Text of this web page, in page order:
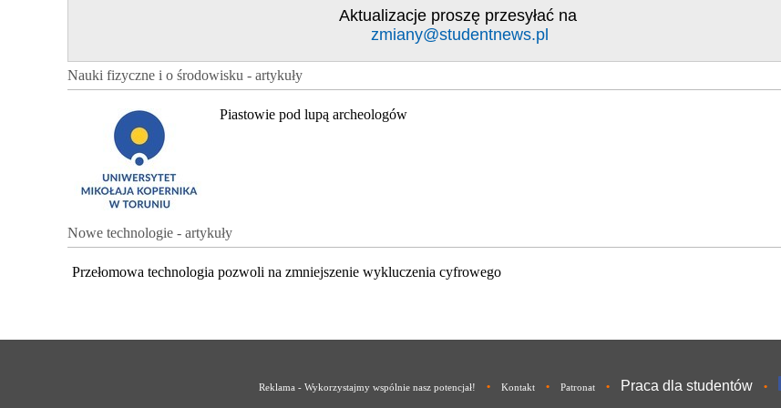
Aktualizacje proszę przesyłać na
zmiany@studentnews.pl
Nauki fizyczne i o środowisku - artykuły
Piastowie pod lupą archeologów
Nowe technologie - artykuły
Przełomowa technologia pozwoli na zmniejszenie wykluczenia cyfrowego
Reklama - Wykorzystajmy wspólnie nasz potencjał! • Kontakt • Patronat • Praca dla studentów •